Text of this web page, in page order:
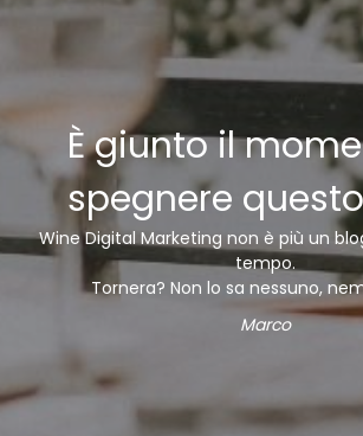
È giunto il
spegnere
Wine Digital Marketing non è più un
tempo.
Tornera? Non lo sa nessuno,
Marco